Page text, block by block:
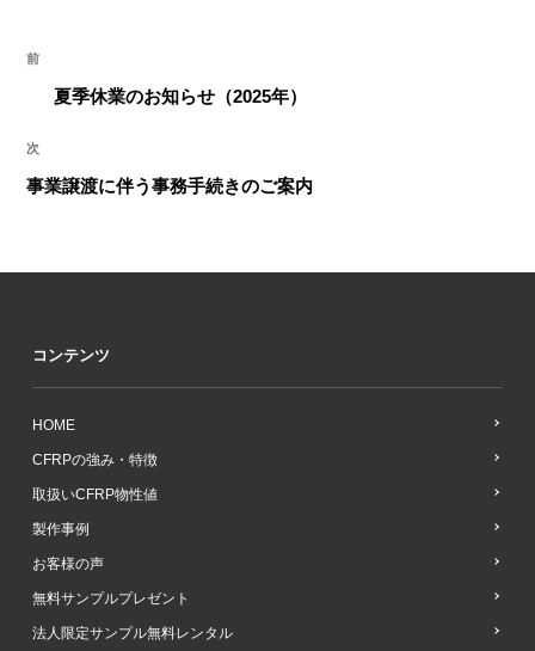
投
ビ
ー
前
稿
前
夏季休業のお知らせ（2025年）
次
の
次
事業譲渡に伴う事務手続きのご案内
コンテンツ
HOME
CFRPの強み・特徴
取扱いCFRP物性値
製作事例
お客様の声
無料サンプルプレゼント
法人限定サンプル無料レンタル